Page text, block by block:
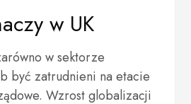
w UK
w sektorze
być zatrudnieni na etacie
Wzrost globalizacji